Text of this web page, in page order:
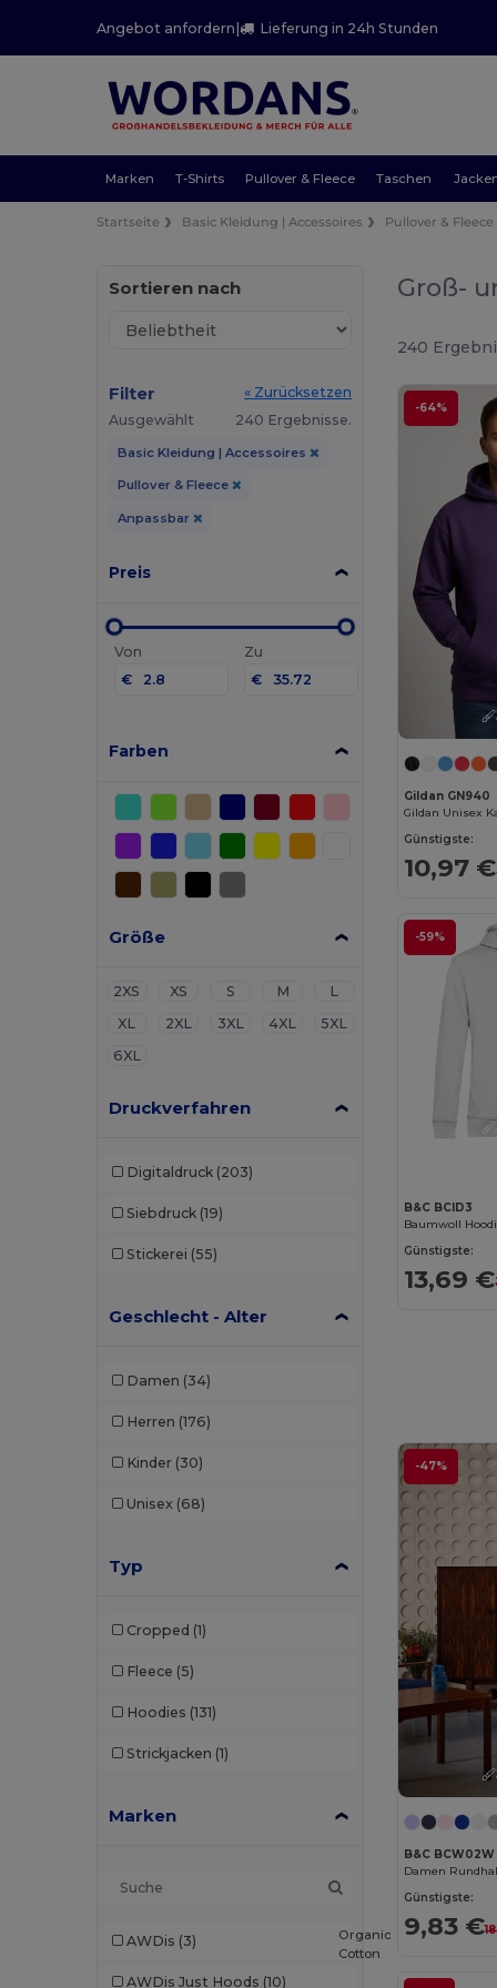
Angebot anfordern| Lieferung in 24h Stunden
Marken T-Shirts Pullover & Fleece Taschen
Startseite Basic Kleidung | Accessoires Pullover & Fleece
Sortieren nach
Filter
« Zurücksetzen
Ausgewählt
240 Ergebnisse.
Basic Kleidung | Accessoires
Pullover & Fleece
Anpassbar
Preis
Von
€
Zu
€
Farben
Größe
2XS XS S M
L
XL
2XL 3XL 4XL
5XL
6XL
Druckverfahren
Digitaldruck (203)
Siebdruck (19)
Stickerei (55)
Geschlecht - Alter
Damen (34)
Herren (176)
Kinder (30)
Unisex (68)
Typ
Cropped (1)
Fleece (5)
Hoodies (131)
Strickjacken (1)
Marken
AWDis (3)
AWDis Just Hoods (10)
Groß-
240
-64%
Gildan GN940
Günstigste:
10,97 €
-59%
B&C BCID3
Günstigste:
13,69 €
-47%
B&C BCW02W
Damen
Günstigste:
9,83 €
Organic
Cotton